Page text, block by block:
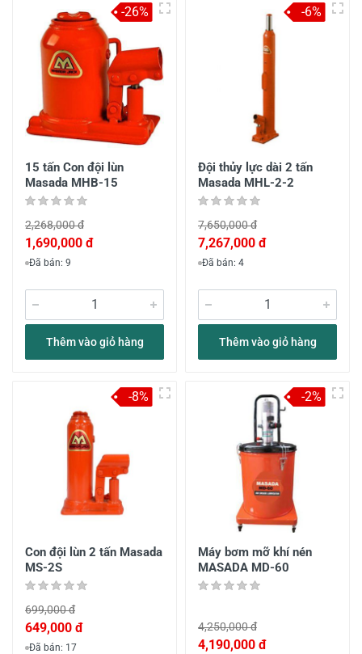
15 tấn Con đội lùn
Masada MHB-15
2,268,000 đ
1,690,000 đ
Đã bán: 9
Thêm vào giỏ hàng
-26%
Đội thủy lực dài 2 tấn
Masada MHL-2-2
7,650,000 đ
7,267,000 đ
Đã bán: 4
Thêm vào giỏ hàng
-6%
Con đội lùn 2 tấn Masada
MS-2S
699,000 đ
649,000 đ
Đã bán: 17
-8%
Máy bơm mỡ khí nén
MASADA MD-60
4,250,000 đ
4,190,000 đ
-2%